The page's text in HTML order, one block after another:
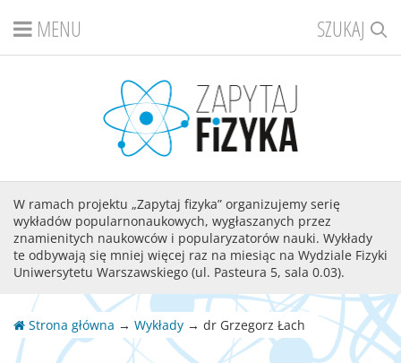
SZUKAJ
MENU
W ramach projektu „Zapytaj fizyka” organizujemy serię
wykładów popularnonaukowych, wygłaszanych przez
znamienitych naukowców i popularyzatorów nauki. Wykłady
te odbywają się mniej więcej raz na miesiąc na Wydziale Fizyki
Uniwersytetu Warszawskiego (ul. Pasteura 5, sala 0.03).
Strona główna → Wykłady → dr Grzegorz Łach